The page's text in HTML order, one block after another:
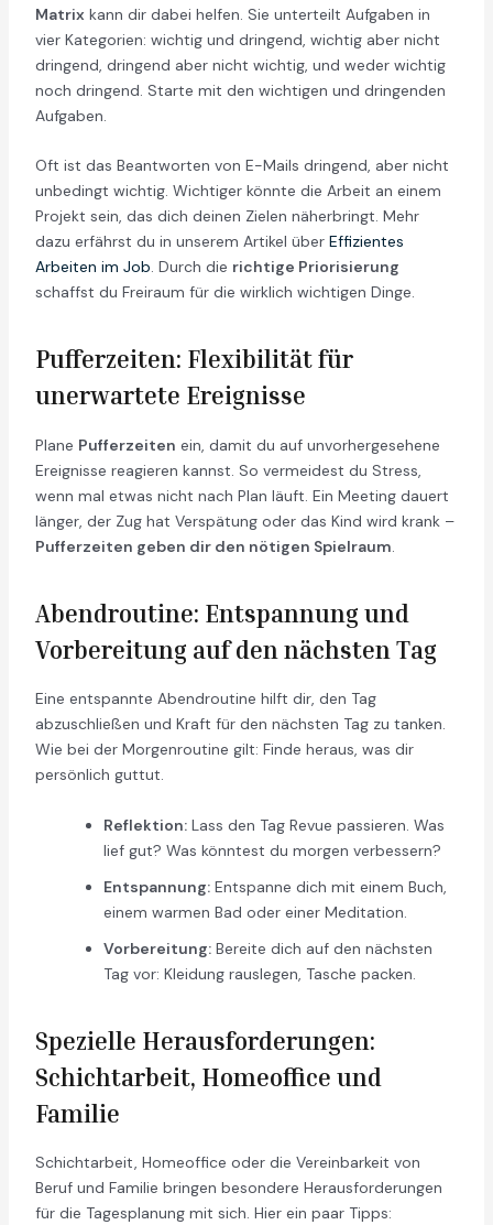
Matrix kann dir dabei helfen. Sie unterteilt Aufgaben in
vier Kategorien: wichtig und dringend, wichtig aber nicht
dringend, dringend aber nicht wichtig, und weder wichtig
noch dringend. Starte mit den wichtigen und dringenden
Aufgaben.
Oft ist das Beantworten von E-Mails dringend, aber nicht
unbedingt wichtig. Wichtiger könnte die Arbeit an einem
Projekt sein, das dich deinen Zielen näherbringt. Mehr
dazu erfährst du in unserem Artikel über Effizientes
Arbeiten im Job. Durch die richtige Priorisierung
schaffst du Freiraum für die wirklich wichtigen Dinge.
Pufferzeiten: Flexibilität für
unerwartete Ereignisse
Plane Pufferzeiten ein, damit du auf unvorhergesehene
Ereignisse reagieren kannst. So vermeidest du Stress,
wenn mal etwas nicht nach Plan läuft. Ein Meeting dauert
länger, der Zug hat Verspätung oder das Kind wird krank –
Pufferzeiten geben dir den nötigen Spielraum.
Abendroutine: Entspannung und
Vorbereitung auf den nächsten Tag
Eine entspannte Abendroutine hilft dir, den Tag
abzuschließen und Kraft für den nächsten Tag zu tanken.
Wie bei der Morgenroutine gilt: Finde heraus, was dir
persönlich guttut.
Reflektion:Lass den Tag Revue passieren. Was
lief gut? Was könntest du morgen verbessern?
Entspannung:Entspanne dich mit einem Buch,
einem warmen Bad oder einer Meditation.
Vorbereitung:Bereite dich auf den nächsten
Tag vor: Kleidung rauslegen, Tasche packen.
Spezielle Herausforderungen:
Schichtarbeit, Homeoffice und
Familie
Schichtarbeit, Homeoffice oder die Vereinbarkeit von
Beruf und Familie bringen besondere Herausforderungen
für die Tagesplanung mit sich. Hier ein paar Tipps: